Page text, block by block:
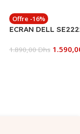
Offre -16%
ECRAN DELL
1.890,00Dhs